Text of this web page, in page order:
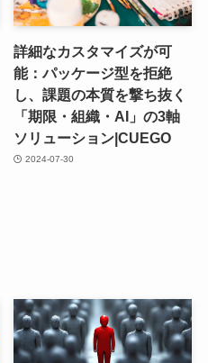
詳細なカスタマイズが可
能：パッケージ型を拒絶
し、課題の本質を撃ち抜く
「期限・組織・AI」の3軸
ソリューション|CUEGO
2024-07-30